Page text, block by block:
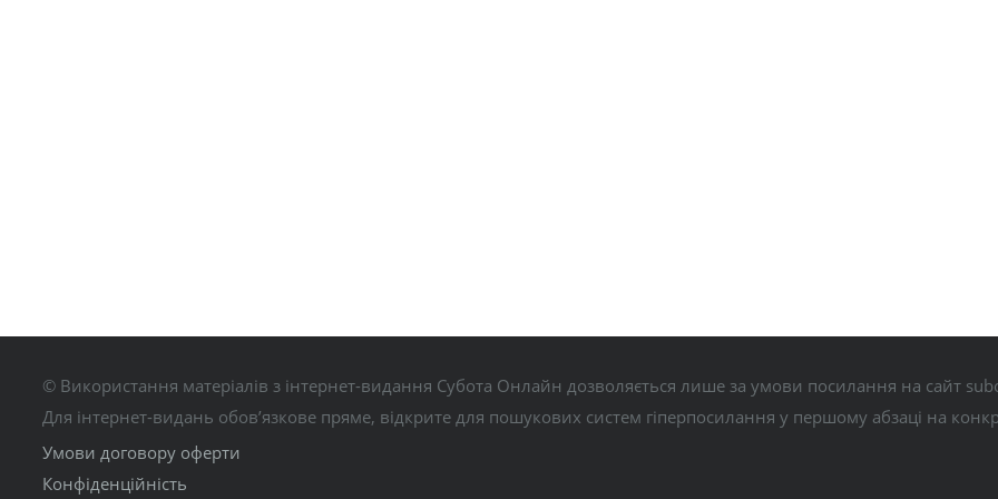
© Використання матеріалів з інтернет-видання Субота Онлайн дозволяється лише за умови посилання на сайт
Для інтернет-видань обов’язкове пряме, відкрите для пошукових систем гіперпосилання у першому абзаці на
Умови договору оферти
Конфіденційність